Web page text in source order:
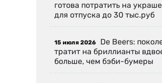
готова потратить на
для отпуска до 30 тыс.руб
15 июля 2026 De Beers:
тратит на бриллианты
больше, чем бэби-бумеры